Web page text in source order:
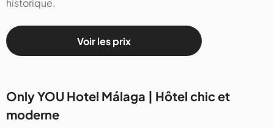
historique.
Voir les prix
Only YOU Hotel Málaga | Hôtel chic et
moderne